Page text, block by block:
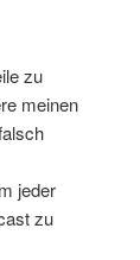
zu
meinen
jeder
zu